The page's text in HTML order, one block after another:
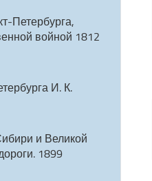
Петербурга,
войной 1812
И. К.
и Великой
1899